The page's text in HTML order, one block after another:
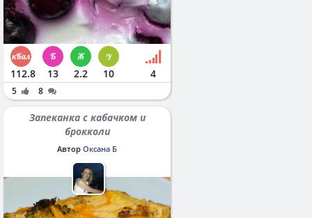
112.8 13 2.2 10 4
5 8
Запеканка с кабачком и
брокколи
Автор Оксана Б